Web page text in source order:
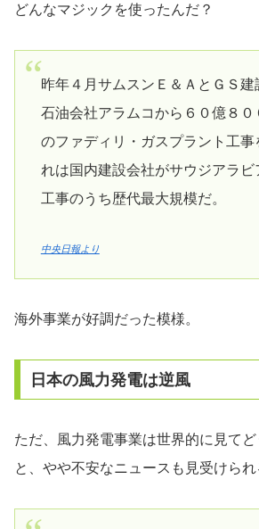
どんなマジックを使ったんだ？
昨年４月サムスンＥ＆ＡとＧＳ建
石油会社アラムコから６０億８０
のファディリ・ガスプラント工事
れは国内建設会社がサウジアラビ
工事のうち歴代最大規模だ。
中央日報より
海外事業が好調だった模様。
日本の風力発電は逆風
ただ、風力発電事業は世界的に見て
と、やや不安なニュースも見受けられ